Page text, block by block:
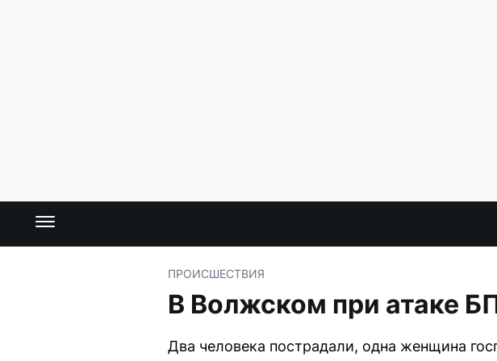
ПРОИСШЕСТВИЯ
В Волжском при атаке
Два человека пострадали, одна женщина